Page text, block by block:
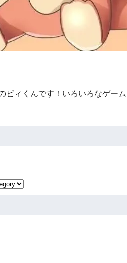
ビィくんです！いろいろなゲー